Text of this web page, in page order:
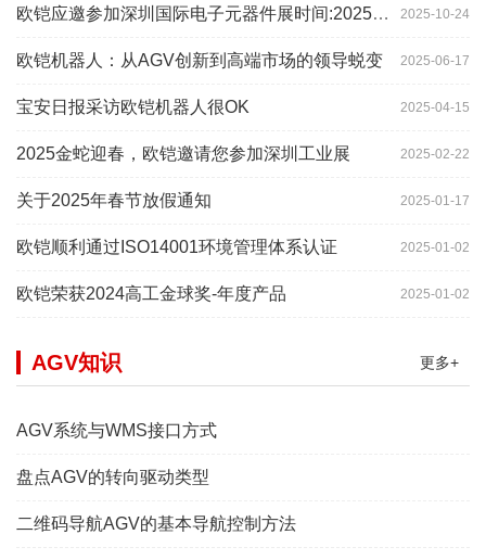
2025-10-24
欧铠应邀参加深圳国际电子元器件展时间:2025年10月28-
2025-06-17
欧铠机器人：从AGV创新到高端市场的领导蜕变
2025-04-15
宝安日报采访欧铠机器人很OK
2025-02-22
2025金蛇迎春，欧铠邀请您参加深圳工业展
2025-01-17
关于2025年春节放假通知
2025-01-02
欧铠顺利通过ISO14001环境管理体系认证
2025-01-02
欧铠荣获2024高工金球奖-年度产品
更多+
AGV知识
AGV系统与WMS接口方式
盘点AGV的转向驱动类型
二维码导航AGV的基本导航控制方法